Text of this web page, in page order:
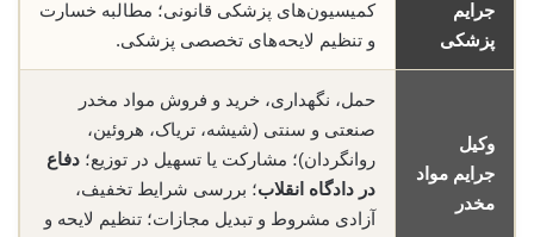
جرایم
پزشکی
کمیسیون‌های پزشکی قانونی؛ مطالبه خسارت
و تنظیم لایحه‌های تخصصی پزشکی.
وکیل
جرایم مواد
مخدر
حمل، نگهداری، خرید و فروش مواد مخدر
صنعتی و سنتی (شیشه، تریاک، هروئین،
روانگردان)؛ مشارکت یا تسهیل در توزیع؛ دفاع
در دادگاه انقلاب؛ بررسی شرایط تخفیف،
آزادی مشروط و تبدیل مجازات؛ تنظیم لایحه و